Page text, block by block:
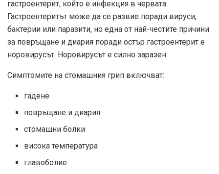
гастроентерит, който е инфекция в червата.
Гастроентеритът може да се развие поради вируси,
бактерии или паразити, но една от най-честите причини
за повръщане и диария поради остър гастроентерит е
норовирусът. Норовирусът е силно заразен.
Симптомите на стомашния грип включват:
гадене
повръщане и диария
стомашни болки
висока температура
главоболие